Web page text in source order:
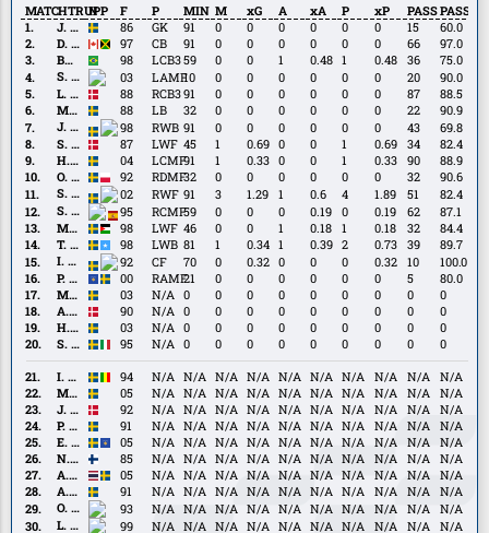
MATCHTRUPP
N F P MIN M xG A xA P xP PASSPASS%
J.
Dahlin
J. Dahlin 86 GK 91 0 0 0 0 0 0 15
60.0
D.
Cornelius
D. Cornelius 97 CB 91 0 0 0 0 0 0 66
97.0
Busanello
Busanello 98 LCB359 0 0 1 0.48 1 0.48 36
75.0
S.
Kotto
S. Kotto 03 LAMF10 0 0 0 0 0 0 20
90.0
L.
Nielsen
L. Nielsen 88 RCB391 0 0 0 0 0 0 87
88.5
M.
Olsson
M. Olsson 88 LB 32 0 0 0 0 0 0 22
90.9
J.
Ceesay
J. Ceesay 98 RWB 91 0 0 0 0 0 0 43
69.8
S.
Rieks
S. Rieks 87 LWF 45 1 0.69 0 0 1 0.69 34
82.4
H.
Larsson
H. Larsson 04 LCMF91 1 0.33 0 0 1 0.33 90
88.9
O.
Lewicki
O. Lewicki 92 RDMF32 0 0 0 0 0 0 32
90.6
S.
Nanasi
S. Nanasi 02 RWF 91 3 1.29 1 0.6 4 1.89 51
82.4
S.
Peña
S. Peña 95 RCMF59 0 0 0 0.19 0 0.19 62
87.1
M.
Zeidan
M. Zeidan 98 LWF 46 0 0 1 0.18 1 0.18 32
84.4
T.
Ali
T. Ali 98 LWB 81 1 0.34 1 0.39 2 0.73 39
89.7
I.
Kiese
Thelin
I. Kiese Thelin 92 CF 70 0 0.32 0 0 0 0.32 10
100.0
P.
Sejdiu
P. Sejdiu 00 RAMF21 0 0 0 0 0 0 5
80.0
M.
Ellborg
M. Ellborg 03 N/A 0 0 0 0 0 0 0 0
0
A.
Christiansen
A. Christiansen 90 N/A 0 0 0 0 0 0 0 0
0
H.
Bolin
H. Bolin 03 N/A 0 0 0 0 0 0 0 0
0
S.
Vecchia
S. Vecchia 95 N/A 0 0 0 0 0 0 0 0
0
I.
Diawara
I. Diawara 94 N/A N/A N/A N/A N/A N/A N/A N/A N/A
N/A
M.
Pettersson
M. Pettersson 05 N/A N/A N/A N/A N/A N/A N/A N/A N/A
N/A
J.
Knudsen
J. Knudsen 92 N/A N/A N/A N/A N/A N/A N/A N/A N/A
N/A
P.
Jansson
P. Jansson 91 N/A N/A N/A N/A N/A N/A N/A N/A N/A
N/A
E.
Makolli
E. Makolli 05 N/A N/A N/A N/A N/A N/A N/A N/A N/A
N/A
N.
Moisander
N. Moisander 85 N/A N/A N/A N/A N/A N/A N/A N/A N/A
N/A
A.
Skogmar
A. Skogmar 05 N/A N/A N/A N/A N/A N/A N/A N/A N/A
N/A
A.
Tinnerholm
A. Tinnerholm 91 N/A N/A N/A N/A N/A N/A N/A N/A N/A
N/A
O.
Berg
O. Berg 93 N/A N/A N/A N/A N/A N/A N/A N/A N/A
N/A
L. L. Berg Johnsen 99 N/A N/A N/A N/A N/A N/A N/A N/A N/A N/A